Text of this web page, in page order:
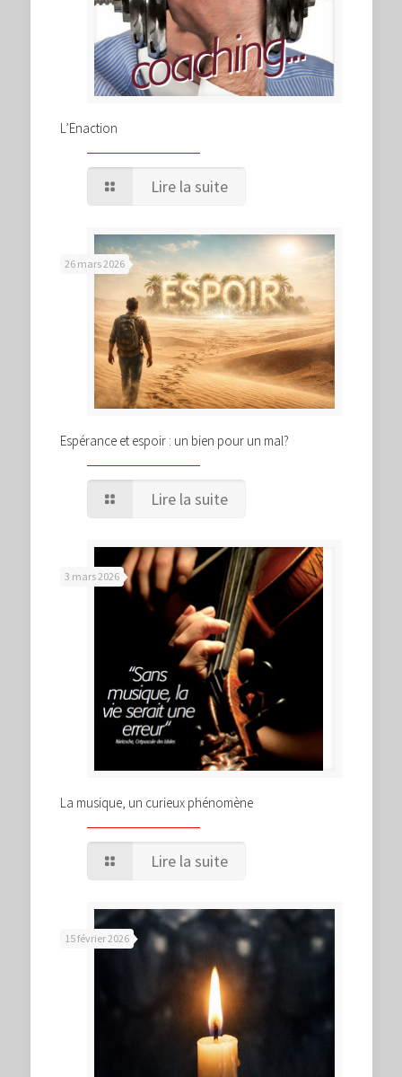
L’Enaction
Lire la suite
26 mars 2026
Espérance et espoir : un bien pour un mal?
Lire la suite
3 mars 2026
La musique, un curieux phénomène
Lire la suite
15 février 2026